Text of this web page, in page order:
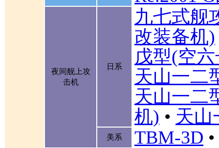
夜间舰上攻
击机
日系
九七式舰
改装备机)
戊型(空
天山一二
天山一二
机) • 天山
美系 TBM-3D •